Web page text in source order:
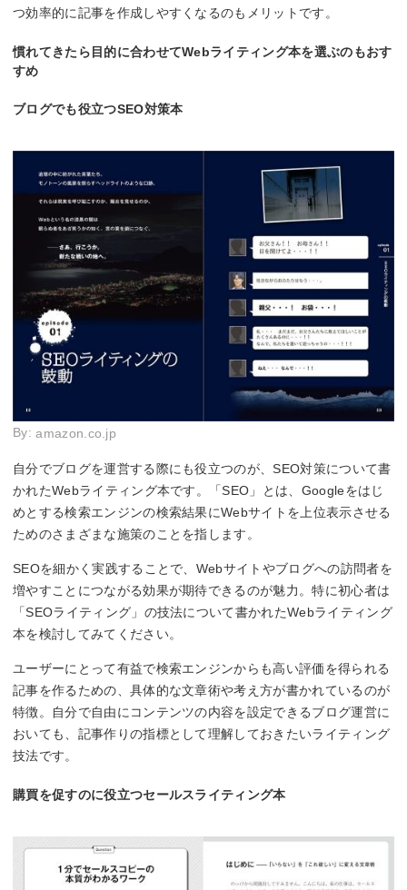
つ効率的に記事を作成しやすくなるのもメリットです。
慣れてきたら目的に合わせてWebライティング本を選ぶのもおす
すめ
ブログでも役立つSEO対策本
By:amazon.co.jp
自分でブログを運営する際にも役立つのが、SEO対策について書
かれたWebライティング本です。「SEO」とは、Googleをはじ
めとする検索エンジンの検索結果にWebサイトを上位表示させる
ためのさまざまな施策のことを指します。
SEOを細かく実践することで、Webサイトやブログへの訪問者を
増やすことにつながる効果が期待できるのが魅力。特に初心者は
「SEOライティング」の技法について書かれたWebライティング
本を検討してみてください。
ユーザーにとって有益で検索エンジンからも高い評価を得られる
記事を作るための、具体的な文章術や考え方が書かれているのが
特徴。自分で自由にコンテンツの内容を設定できるブログ運営に
おいても、記事作りの指標として理解しておきたいライティング
技法です。
購買を促すのに役立つセールスライティング本